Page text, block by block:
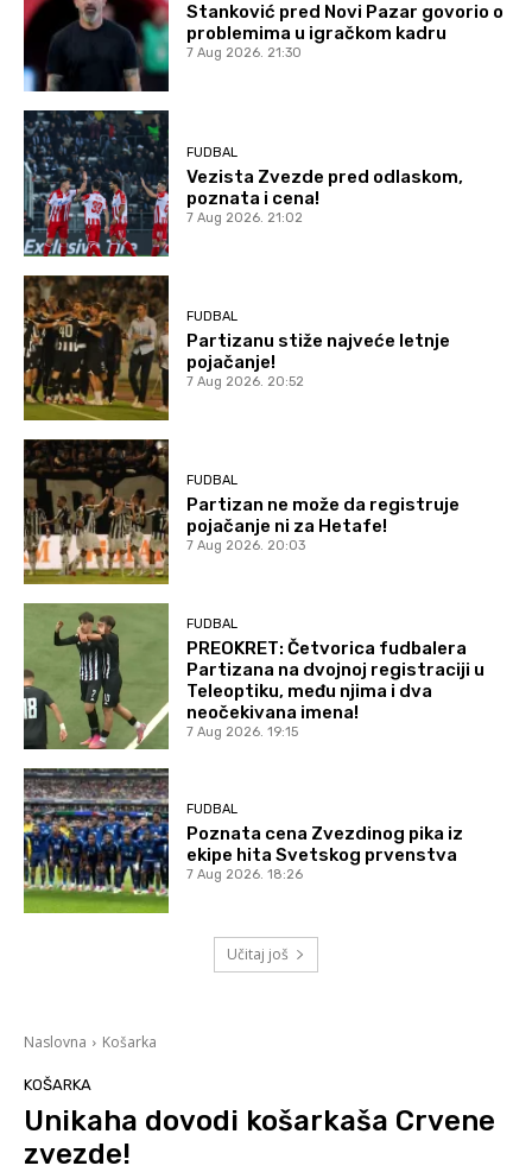
Stanković pred Novi Pazar govorio o
problemima u igračkom kadru
7 Aug 2026. 21:30
FUDBAL
Vezista Zvezde pred odlaskom,
poznata i cena!
7 Aug 2026. 21:02
FUDBAL
Partizanu stiže najveće letnje
pojačanje!
7 Aug 2026. 20:52
FUDBAL
Partizan ne može da registruje
pojačanje ni za Hetafe!
7 Aug 2026. 20:03
FUDBAL
PREOKRET: Četvorica fudbalera
Partizana na dvojnoj registraciji u
Teleoptiku, među njima i dva
neočekivana imena!
7 Aug 2026. 19:15
FUDBAL
Poznata cena Zvezdinog pika iz
ekipe hita Svetskog prvenstva
7 Aug 2026. 18:26
Učitaj još